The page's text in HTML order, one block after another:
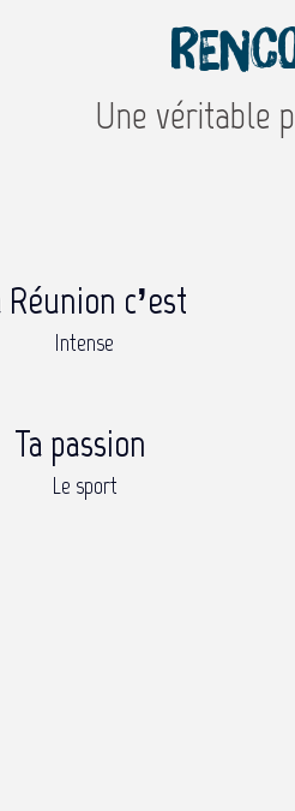
Une véritable
Réunion c’est
Intense
Ta passion
Le sport